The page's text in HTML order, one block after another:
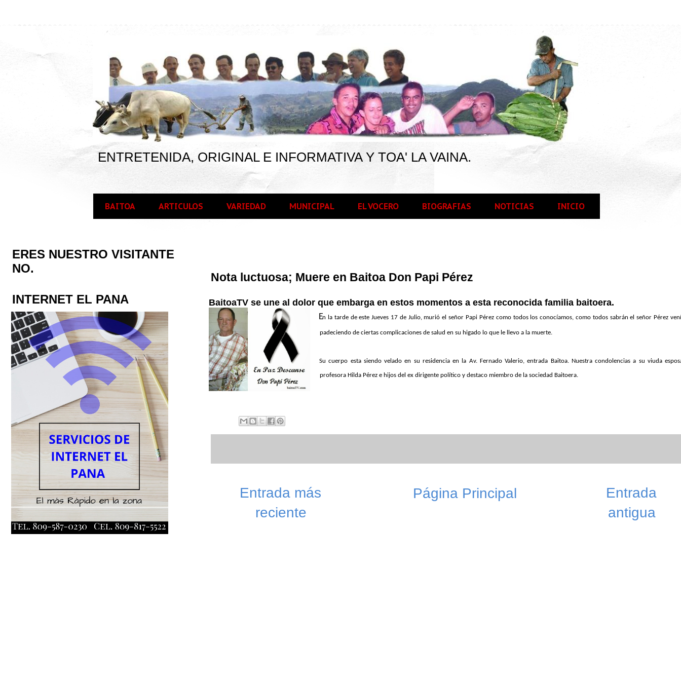
ENTRETENIDA, ORIGINAL E INFORMATIVA Y TOA' LA VAINA.
BAITOA ARTICULOS VARIEDAD MUNICIPAL EL VOCERO BIOGRAFIAS NOTICIAS INICIO
Nota luctuosa; Muere en Baitoa Don Papi Pérez
BaitoaTV se une al dolor que embarga en estos momentos a esta reconocida familia baitoera.
En la tarde de este Jueves 17 de Julio, murió el señor Papi Pérez como todos los conocíamos, como todos sabrán el señor Pérez
padeciendo de ciertas complicaciones de salud en su higado lo que le llevo a la muerte.
Su cuerpo esta siendo velado en su residencia en la Av. Fernado Valerio, entrada Baitoa. Nuestra condolencias a su viuda
profesora Hilda Pérez e hijos del ex dirigente político y destaco miembro de la sociedad Baitoera.
Entrada más
reciente
Entrada
antigua
Página Principal
ERES NUESTRO VISITANTE
NO.
INTERNET EL PANA